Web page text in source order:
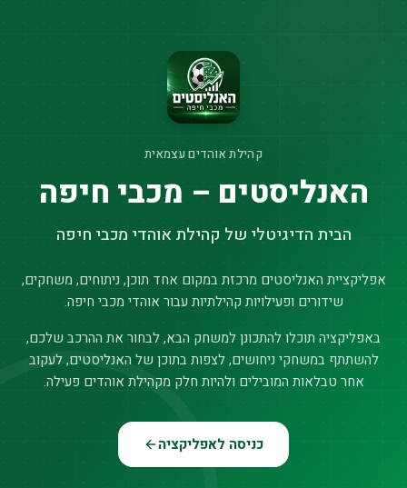
קהילת אוהדים עצמאית
האנליסטים – מכבי חיפה
הבית הדיגיטלי של קהילת אוהדי מכבי חיפה
אפליקציית האנליסטים מרכזת במקום אחד תוכן, ניתוחים, משחקים,
שידורים ופעילויות קהילתיות עבור אוהדי מכבי חיפה.
באפליקציה תוכלו להתכונן למשחק הבא, לבחור את ההרכב שלכם,
להשתתף במשחקי ניחושים, לצפות בתוכן של האנליסטים, לעקוב
אחר טבלאות המובילים ולהיות חלק מקהילת אוהדים פעילה.
כניסה לאפליקציה